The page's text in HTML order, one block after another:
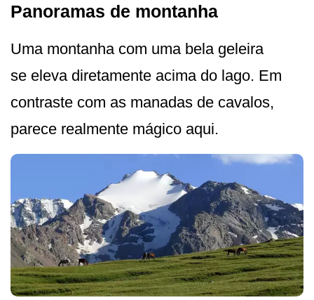
Panoramas de montanha
Uma montanha com uma bela geleira
se eleva diretamente acima do lago. Em
contraste com as manadas de cavalos,
parece realmente mágico aqui.